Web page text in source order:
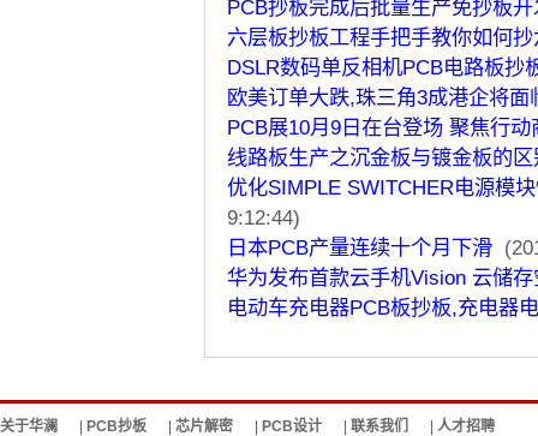
PCB抄板完成后批量生产免抄板
六层板抄板工程手把手教你如何
DSLR数码单反相机PCB电路板抄
欧美订单大跌,珠三角3成港企将面
PCB展10月9日在台登场 聚焦行动
线路板生产之沉金板与镀金板的区
优化SIMPLE SWITCHER电源模
9:12:44)
日本PCB产量连续十个月下滑
华为发布首款云手机Vision 云储
电动车充电器PCB板抄板,充电器
关于华澜 PCB抄板 芯片解密 PCB设计 联系我们
人才招聘